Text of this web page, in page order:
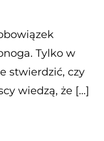
Tylko w
stwierdzić, czy
wiedzą, że […]